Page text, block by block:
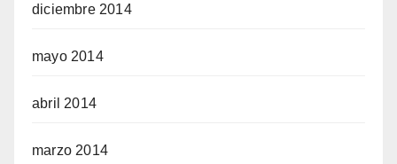
diciembre 2014
mayo 2014
abril 2014
marzo 2014